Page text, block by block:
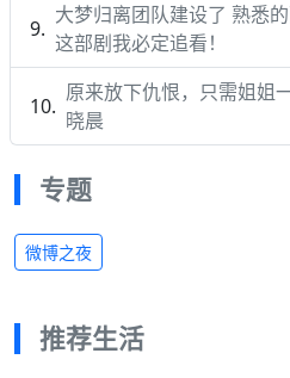
大梦归离团队建设了 熟悉
这部剧我必定追看！
原来放下仇恨，只需姐姐
晓晨
专题
微博之夜
推荐生活